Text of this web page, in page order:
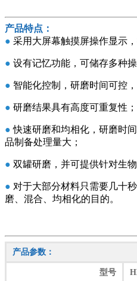
产品特点：
● 采用大屏幕触摸屏操作显示
● 设有记忆功能，可储存多种操
● 智能化控制，研磨时间可控
● 研磨结果具有高度可重复性；
● 快速研磨和均相化，研磨时
品制备处理量大；
● 双罐研磨，并可提供针对生
● 对于大部分材料只需要几十
磨、混合、均相化的目的。
产品参数：
型号